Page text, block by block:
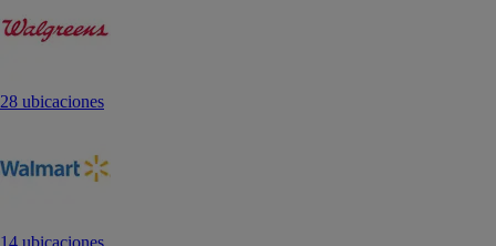
28 ubicaciones